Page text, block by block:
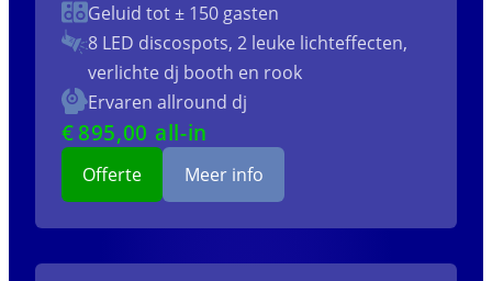
Geluid tot ± 150 gasten
8 LED discospots, 2 leuke lichteffecten,
verlichte dj booth en rook
Ervaren allround dj
€895,00 all-in
Offerte Meer info